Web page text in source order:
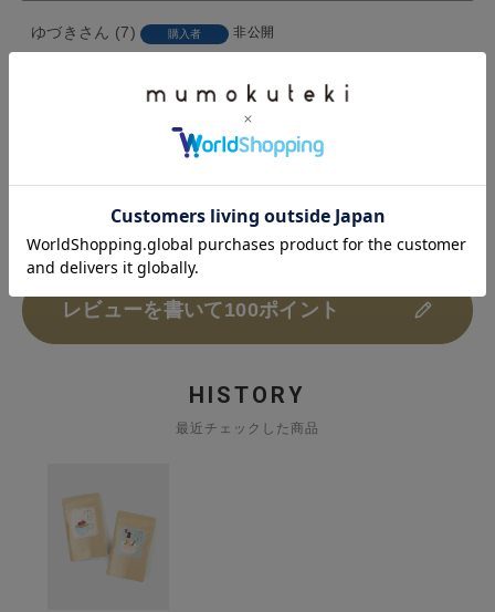
ゆづき 7 購入者
非公開
以前にお試し購入してとても気に入ったのでリピ。
小鍋で煮出して飲むのがお気に入りです。
すべてのレビューを見る
レビューを書いて100ポイント
HISTORY
最近チェックした商品